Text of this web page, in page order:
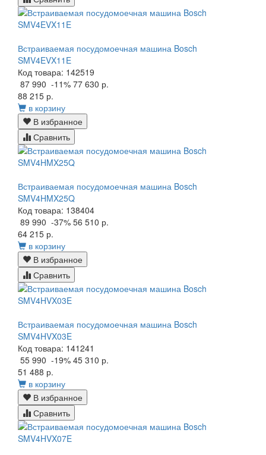
Встраиваемая посудомоечная машина Bosch
SMV4EVX11E
Код товара: 142519
87 990 -11% 77 630 р.
88 215 р.
в корзину
В избранное
Сравнить
Встраиваемая посудомоечная машина Bosch
SMV4HMX25Q
Код товара: 138404
89 990 -37% 56 510 р.
64 215 р.
в корзину
В избранное
Сравнить
Встраиваемая посудомоечная машина Bosch
SMV4HVX03E
Код товара: 141241
55 990 -19% 45 310 р.
51 488 р.
в корзину
В избранное
Сравнить